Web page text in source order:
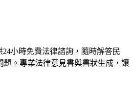
小時免費法律諮詢，隨時解答民
題。專業法律意見書與書狀生成，讓